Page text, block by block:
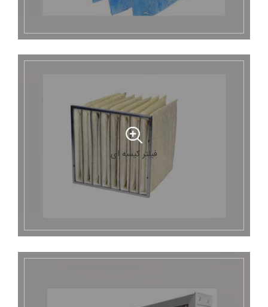
فیلتر کیسه ای